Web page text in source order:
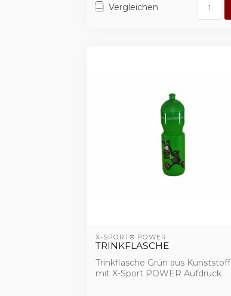
Vergleichen
X-SPORT® POWER
TRINKFLASCHE
Trinkflasche Grün aus Kunststoff
mit X-Sport POWER Aufdruck